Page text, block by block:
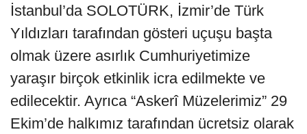
İstanbul’da SOLOTÜRK, İzmir’de Türk
Yıldızları tarafından gösteri uçuşu başta
olmak üzere asırlık Cumhuriyetimize
yaraşır birçok etkinlik icra edilmekte ve
edilecektir. Ayrıca “Askerî Müzelerimiz” 29
Ekim’de halkımız tarafından ücretsiz olarak